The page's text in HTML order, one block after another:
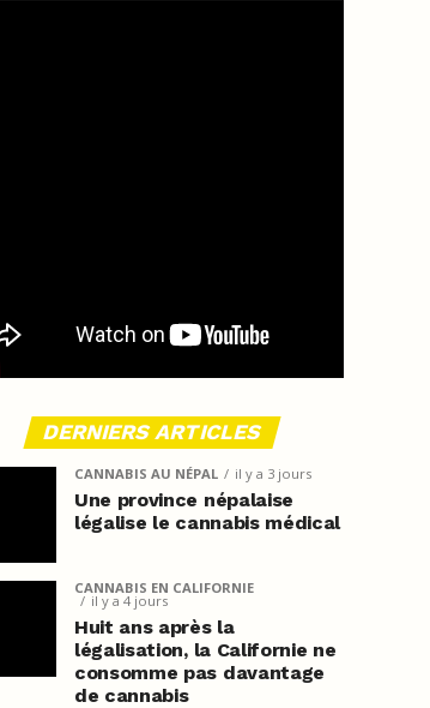
DERNIERS ARTICLES
CANNABIS AU NÉPAL il y a 3 jours
Une province népalaise
légalise le cannabis médical
CANNABIS EN CALIFORNIE
il y a 4 jours
Huit ans après la
légalisation, la Californie ne
consomme pas davantage
de cannabis